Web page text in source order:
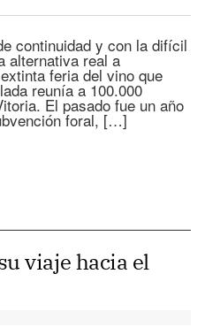
continuidad y con la difícil
alternativa real a
feria del vino que
reunía a 100.000
El pasado fue un año
foral, […]
viaje hacia el